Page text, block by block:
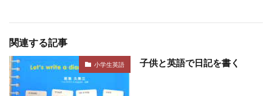
関連する記事
小学生英語 子供と英語で日記を書く